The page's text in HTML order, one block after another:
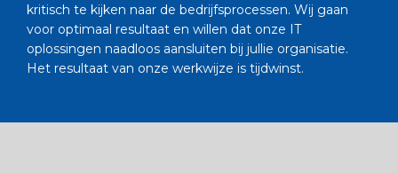
kritisch te kijken naar de bedrijfsprocessen. Wij gaan
voor optimaal resultaat en willen dat onze IT
oplossingen naadloos aansluiten bij jullie organisatie.
Het resultaat van onze werkwijze is tijdwinst.